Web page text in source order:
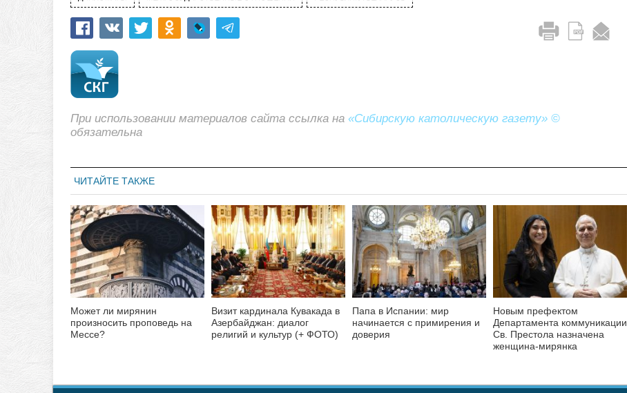
При использовании материалов сайта ссылка на «Сибирскую католическую газету» ©
обязательна
ЧИТАЙТЕ ТАКЖЕ
Может ли мирянин
произносить проповедь на
Мессе?
Визит кардинала Кувакада в
Азербайджан: диалог
религий и культур (+ ФОТО)
Папа в Испании: мир
начинается с примирения и
доверия
Новым префектом
Департамента коммуникации
Св. Престола назначена
женщина-мирянка